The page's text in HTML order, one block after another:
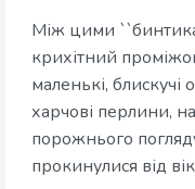
Між цими
крихітний
маленькі,
харчові перлини,
порожнього
прокинулися від